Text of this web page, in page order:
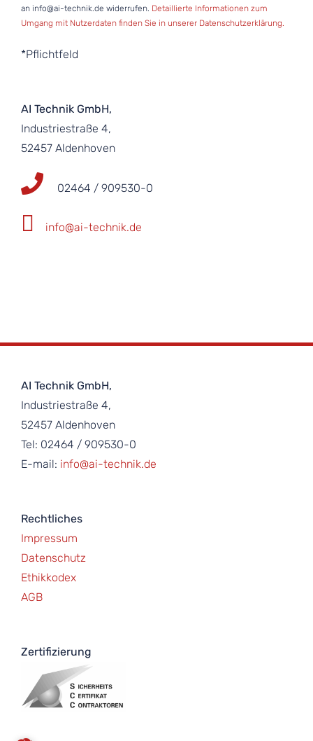
an info@ai-technik.de widerrufen. Detaillierte Informationen zum
Umgang mit Nutzerdaten finden Sie in unserer Datenschutzerklärung.
*Pflichtfeld
AI Technik GmbH,
Industriestraße 4,
52457 Aldenhoven
02464 / 909530-0
info@ai-technik.de
AI Technik GmbH,
Industriestraße 4,
52457 Aldenhoven
Tel: 02464 / 909530-0
E-mail: info@ai-technik.de
Rechtliches
Impressum
Datenschutz
Ethikkodex
AGB
Zertifizierung